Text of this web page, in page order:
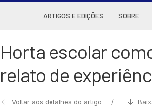
ARTIGOS E EDIÇÕES SOBRE
Horta escolar
relato de
Voltar aos detalhes do artigo